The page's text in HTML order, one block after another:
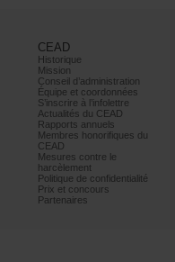
CEAD
Historique
Mission
Conseild’administration
Équipeetcoordonnées
S’inscrireàl’infolettre
ActualitésduCEAD
Rapportsannuels
Membreshonorifiquesdu
CEAD
Mesurescontrele
harcèlement
Politiquedeconfidentialité
Prixetconcours
Partenaires